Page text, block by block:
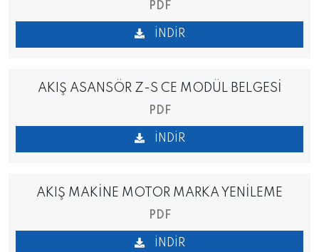
PDF
İNDIR
AKIŞ ASANSÖR Z-S CE MODÜL BELGESİ
PDF
İNDIR
AKIŞ MAKİNE MOTOR MARKA YENİLEME
PDF
İNDIR